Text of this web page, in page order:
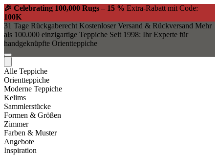
🎉 Celebrating 100,000 Rugs – 15 % Extra-Rabatt mit Code:
100K
31 Tage Rückgaberecht Kostenloser Versand & Rückversand Mehr
als 100.000 einzigartige Teppiche Seit 1998: Ihr Experte für
handgeknüpfte Orientteppiche
Alle Teppiche
Orientteppiche
Moderne Teppiche
Kelims
Sammlerstücke
Formen & Größen
Zimmer
Farben & Muster
Angebote
Inspiration